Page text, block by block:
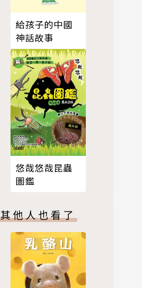
給孩子的中國
神話故事
悠哉悠哉昆蟲
圖鑑
其他人也看了